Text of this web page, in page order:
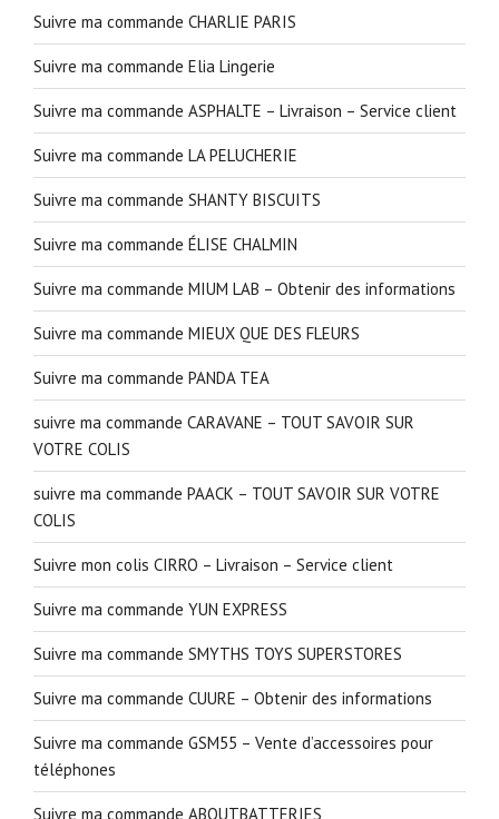
Suivre ma commande CHARLIE PARIS
Suivre ma commande Elia Lingerie
Suivre ma commande ASPHALTE – Livraison – Service client
Suivre ma commande LA PELUCHERIE
Suivre ma commande SHANTY BISCUITS
Suivre ma commande ÉLISE CHALMIN
Suivre ma commande MIUM LAB – Obtenir des informations
Suivre ma commande MIEUX QUE DES FLEURS
Suivre ma commande PANDA TEA
suivre ma commande CARAVANE – TOUT SAVOIR SUR
VOTRE COLIS
suivre ma commande PAACK – TOUT SAVOIR SUR VOTRE
COLIS
Suivre mon colis CIRRO – Livraison – Service client
Suivre ma commande YUN EXPRESS
Suivre ma commande SMYTHS TOYS SUPERSTORES
Suivre ma commande CUURE – Obtenir des informations
Suivre ma commande GSM55 – Vente d’accessoires pour
téléphones
Suivre ma commande ABOUTBATTERIES